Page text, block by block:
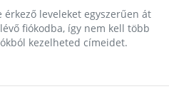
leveleket egyszerűen át
fiókodba, így nem kell több
kezelheted címeidet.